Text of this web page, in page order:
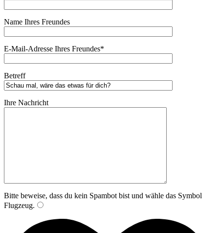
Name Ihres Freundes
E-Mail-Adresse Ihres Freundes*
Betreff
Ihre Nachricht
Bitte beweise, dass du kein Spambot bist und wähle das Symbol
Flugzeug.